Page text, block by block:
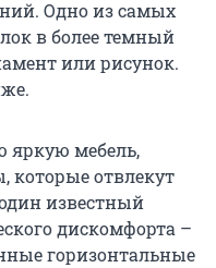
Одно из самых
в более темный
или рисунок.
яркую мебель,
которые отвлекут
известный
дискомфорта –
горизонтальные